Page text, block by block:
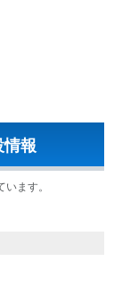
情報
ます。